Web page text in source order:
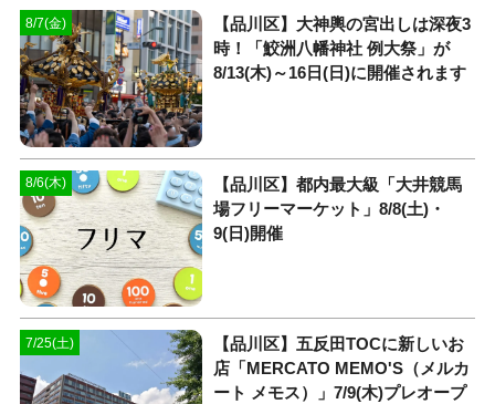
8/7(金)
【品川区】大神輿の宮出しは深夜3
時！「鮫洲八幡神社 例大祭」が
8/13(木)～16日(日)に開催されます
8/6(木)
【品川区】都内最大級「大井競馬
場フリーマーケット」8/8(土)・
9(日)開催
7/25(土)
【品川区】五反田TOCに新しいお
店「MERCATO MEMO'S（メルカ
ート メモス）」7/9(木)プレオープ